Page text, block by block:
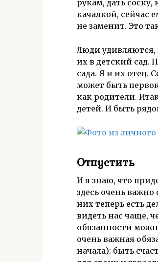
рукам, дать соску,
качалкой, сейчас
не заменит. Это
Люди удивляются,
их в детский сад.
сада. Я и их отец.
может быть
как родители.
детей. И быть
Отпустить
И я знаю, что
здесь очень
них теперь есть
видеть нас чаще,
обязанности
очень важная
начала): быть